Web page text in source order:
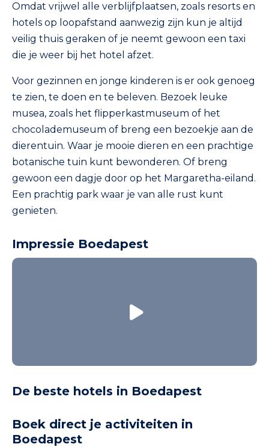
Omdat vrijwel alle verblijfplaatsen, zoals resorts en
hotels op loopafstand aanwezig zijn kun je altijd
veilig thuis geraken of je neemt gewoon een taxi
die je weer bij het hotel afzet.
Voor gezinnen en jonge kinderen is er ook genoeg
te zien, te doen en te beleven. Bezoek leuke
musea, zoals het flipperkastmuseum of het
chocolademuseum of breng een bezoekje aan de
dierentuin. Waar je mooie dieren en een prachtige
botanische tuin kunt bewonderen. Of breng
gewoon een dagje door op het Margaretha-eiland.
Een prachtig park waar je van alle rust kunt
genieten.
Impressie Boedapest
De beste hotels in Boedapest
Boek direct je activiteiten in
Boedapest